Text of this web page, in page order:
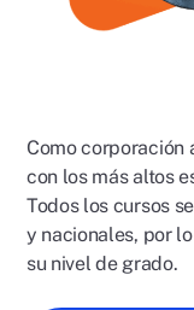
Como corporación
con los más altos
Todos los cursos
y nacionales, por
su nivel de grado.